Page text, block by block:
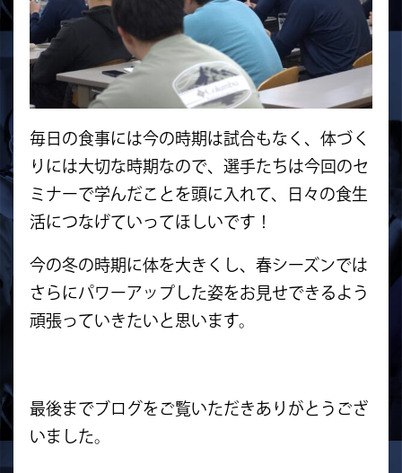
毎日の食事には今の時期は試合もなく、体づく
りには大切な時期なので、選手たちは今回のセ
ミナーで学んだことを頭に入れて、日々の食生
活につなげていってほしいです！
今の冬の時期に体を大きくし、春シーズンでは
さらにパワーアップした姿をお見せできるよう
頑張っていきたいと思います。
最後までブログをご覧いただきありがとうござ
いました。